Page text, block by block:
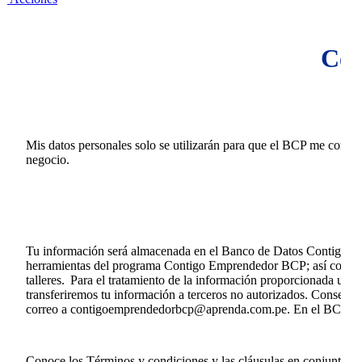
Mis datos personales solo se utilizarán para que el BCP me
negocio.
Tu información será almacenada en el Banco de Datos
herramientas del programa Contigo Emprendedor BCP; así
talleres. Para el tratamiento de la información proporcionada
transferiremos tu información a terceros no autorizados.
correo a contigoemprendedorbcp@aprenda.com.pe. En el